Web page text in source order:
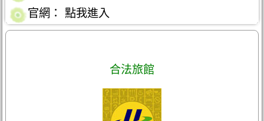
官網：
點我進入
合法旅館